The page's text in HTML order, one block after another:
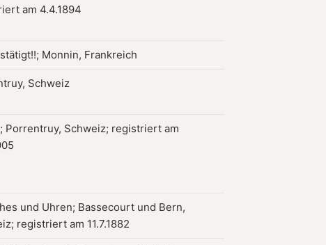
am 4.4.1894
Monnin, Frankreich
Schweiz
Porrentruy, Schweiz; registriert am
und Uhren; Bassecourt und Bern,
registriert am 11.7.1882